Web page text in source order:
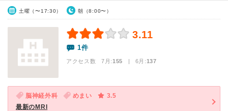
土曜（〜17:30） 朝（8:00〜）
3.11
1件
アクセス数 7月:155 | 6月:137
脳神経外科 めまい
3.5
最新のMRI